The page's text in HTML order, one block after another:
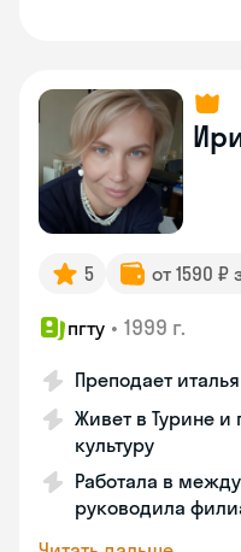
5 от 1590 ₽
пгту • 1999 г.
Преподает
Живет в Турине и
культуру
Работала в
руководила